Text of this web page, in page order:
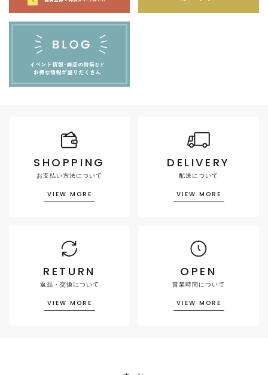
SHOPPING
お支払い方法について
VIEW MORE
DELIVERY
配送について
VIEW MORE
RETURN
返品・交換について
VIEW MORE
OPEN
営業時間について
VIEW MORE